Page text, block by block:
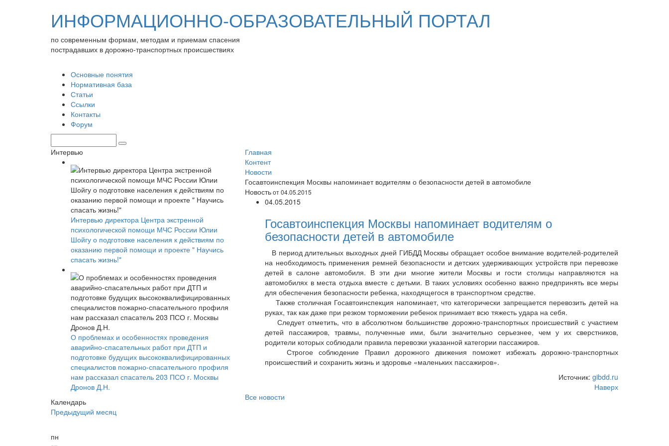
ИНФОРМАЦИОННО-ОБРАЗОВАТЕЛЬНЫЙ ПОРТАЛ
по современным формам, методам и приемам спасения
пострадавших в дорожно-транспортных происшествиях
Основные понятия
Нормативная база
Статьи
Ссылки
Контакты
Форум
Интервью
Интервью директора Центра экстренной
психологической помощи МЧС России Юлии
Шойгу о подготовке населения к действиям по
оказанию первой помощи и проекте " Научись
спасать жизнь!"
О проблемах и особенностях проведения
аварийно-спасательных работ при ДТП и
подготовке будущих высококвалифицированных
специалистов пожарно-спасательного профиля
нам рассказал спасатель 203 ПСО г. Москвы
Дронов Д.Н.
Календарь
Предыдущий месяц
пн
Главная
Контент
Новости
Госавтоинспекция Москвы напоминает водителям о безопасности детей в автомобиле
Новостьот 04.05.2015
04.05.2015
Госавтоинспекция Москвы напоминает водителям о
безопасности детей в автомобиле
В период длительных выходных дней ГИБДД Москвы обращает особое внимание водителей-родителей
на необходимость применения ремней безопасности и детских удерживающих устройств при перевозке
детей в салоне автомобиля. В эти дни многие жители Москвы и гости столицы направляются на
автомобилях в места отдыха вместе с детьми. В таких условиях особенно важно предпринять все меры
для обеспечения безопасности ребенка, находящегося в транспортном средстве.
Также столичная Госавтоинспекция напоминает, что категорически запрещается перевозить детей на
руках, так как даже при резком торможении ребенок принимает всю тяжесть удара на себя.
Следует отметить, что в абсолютном большинстве дорожно-транспортных происшествий с участием
детей пассажиров, травмы, полученные ими, были значительно серьезнее, чем у их сверстников,
родители которых соблюдали правила перевозки указанной категории пассажиров.
Строгое соблюдение Правил дорожного движения поможет избежать дорожно-транспортных
происшествий и сохранить жизнь и здоровье «маленьких пассажиров».
Источник: gibdd.ru
Наверх
Все новости